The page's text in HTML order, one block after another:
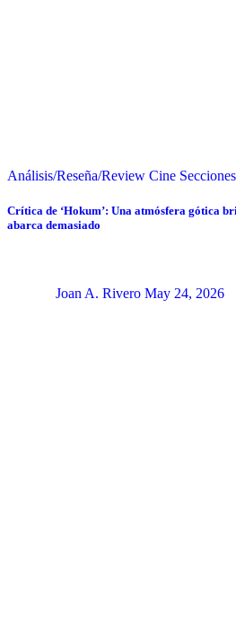
Análisis/Reseña/Review Cine Secciones
Crítica de ‘Hokum’: Una atmósfera gótica
abarca demasiado
Joan A. Rivero May 24, 2026